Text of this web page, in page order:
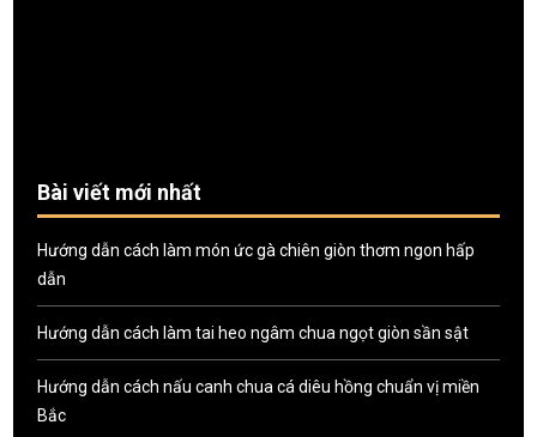
Bài viết mới nhất
Hướng dẫn cách làm món ức gà chiên giòn thơm ngon hấp
dẫn
Hướng dẫn cách làm tai heo ngâm chua ngọt giòn sần sật
Hướng dẫn cách nấu canh chua cá diêu hồng chuẩn vị miền
Bắc